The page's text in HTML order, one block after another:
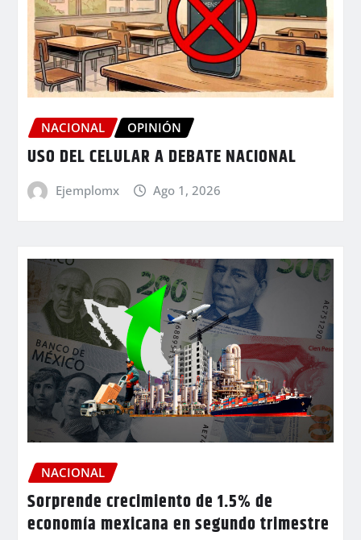
NACIONAL OPINIÓN
USO DEL CELULAR A DEBATE NACIONAL
Ejemplomx Ago 1, 2026
NACIONAL
Sorprende crecimiento de 1.5% de
economía mexicana en segundo trimestre